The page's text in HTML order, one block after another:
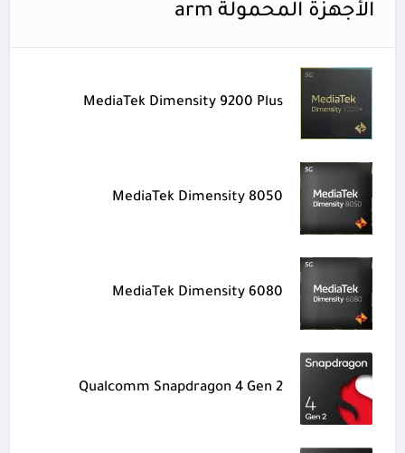
الأجهزة المحمولة arm
MediaTek Dimensity 9200 Plus
MediaTek Dimensity 8050
MediaTek Dimensity 6080
Qualcomm Snapdragon 4 Gen 2